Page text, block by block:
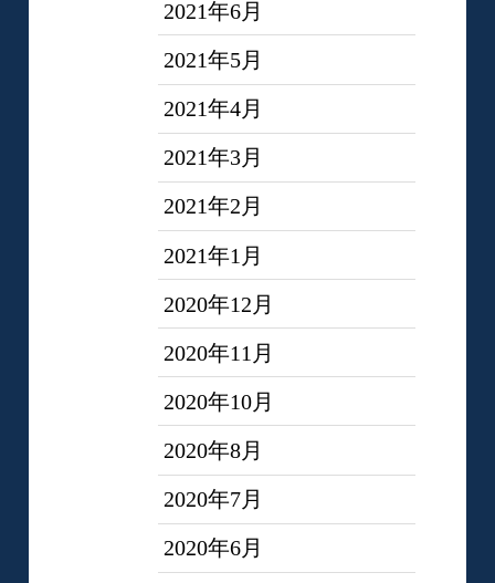
2021年6月
2021年5月
2021年4月
2021年3月
2021年2月
2021年1月
2020年12月
2020年11月
2020年10月
2020年8月
2020年7月
2020年6月